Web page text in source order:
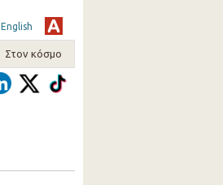
English
Στον κόσμο